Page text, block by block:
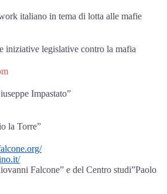
italiano in tema di lotta alle mafie
iniziative legislative contro la mafia
Impastato”
la Torre”
Falcone” e del Centro studi”Paolo